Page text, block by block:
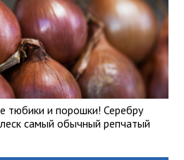
тюбики и порошки! Серебру
самый обычный репчатый